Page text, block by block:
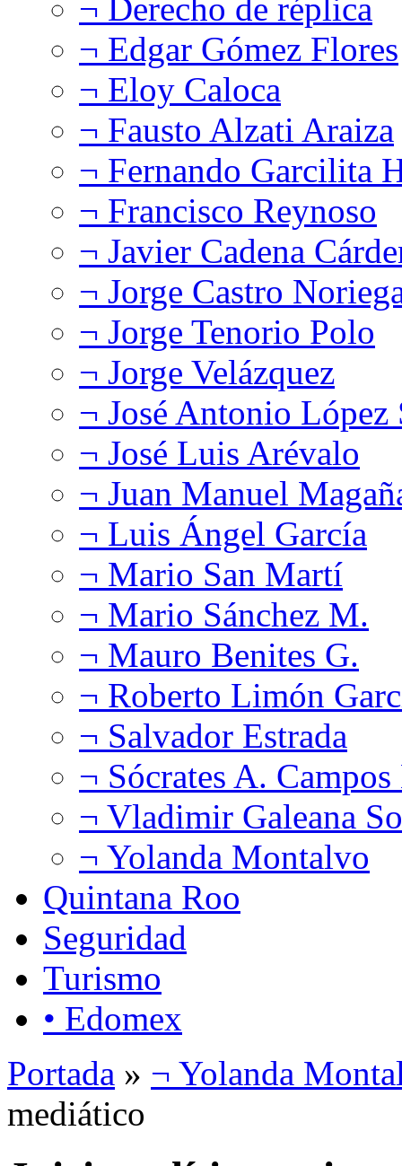
¬ Derecho de réplica
¬ Edgar Gómez Flores
¬ Eloy Caloca
¬ Fausto Alzati Araiza
¬ Fernando Garcilita
¬ Francisco Reynoso
¬ Javier Cadena
¬ Jorge Castro
¬ Jorge Tenorio Polo
¬ Jorge Velázquez
¬ José Antonio López
¬ José Luis Arévalo
¬ Juan Manuel
¬ Luis Ángel García
¬ Mario San Martí
¬ Mario Sánchez M.
¬ Mauro Benites G.
¬ Roberto Limón
¬ Salvador Estrada
¬ Sócrates A.
¬ Vladimir Galeana
¬ Yolanda Montalvo
Quintana Roo
Seguridad
Turismo
• Edomex
Portada » ¬ Yolanda
mediático